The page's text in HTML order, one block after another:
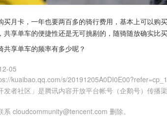
买月卡，一年也要两百多的骑行费用，基本上可以购
共享单车的便捷性还是无可挑剔的，随骑随放确实比
共享单车的频率有多少呢？
05
kuaibao.qq.com/s/
发者社区」是腾讯内容开放平台帐号（企鹅号）传播
系 cloudcommunity@tencent.com 删除。